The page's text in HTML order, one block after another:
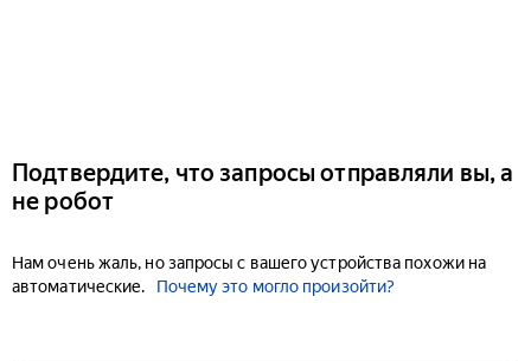
Подтвердите, что запросы отправляли вы, а
не робот
Нам очень жаль, но запросы с вашего устройства похожи на
автоматические.
Почему это могло произойти?